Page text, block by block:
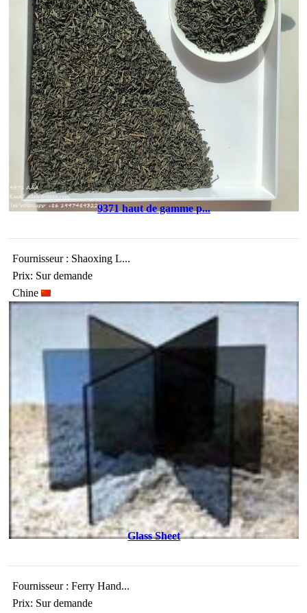
9371 haut de gamme p...
Fournisseur : Shaoxing L...
Prix: Sur demande
Chine
Glass Sheet
Fournisseur : Ferry Hand...
Prix: Sur demande